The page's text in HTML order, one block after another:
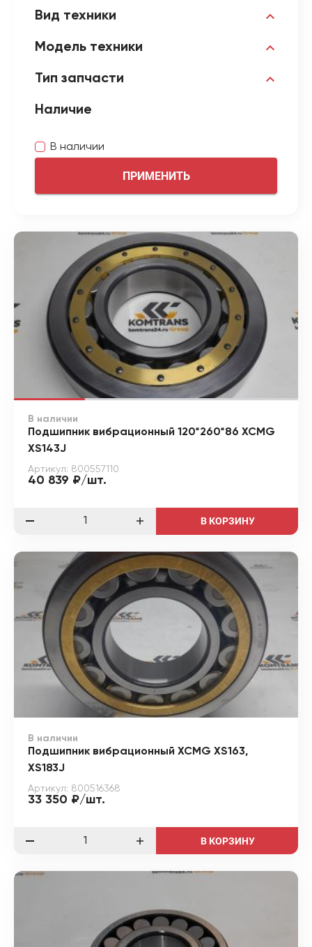
Вид техники
Модель техники
Тип запчасти
Наличие
В наличии
ПРИМЕНИТЬ
В наличии
Подшипник вибрационный 120*260*86 XCMG
XS143J
Артикул: 800557110
40 839 ₽/шт.
В КОРЗИНУ
В наличии
Подшипник вибрационный XCMG XS163,
XS183J
Артикул: 800516368
33 350 ₽/шт.
В КОРЗИНУ